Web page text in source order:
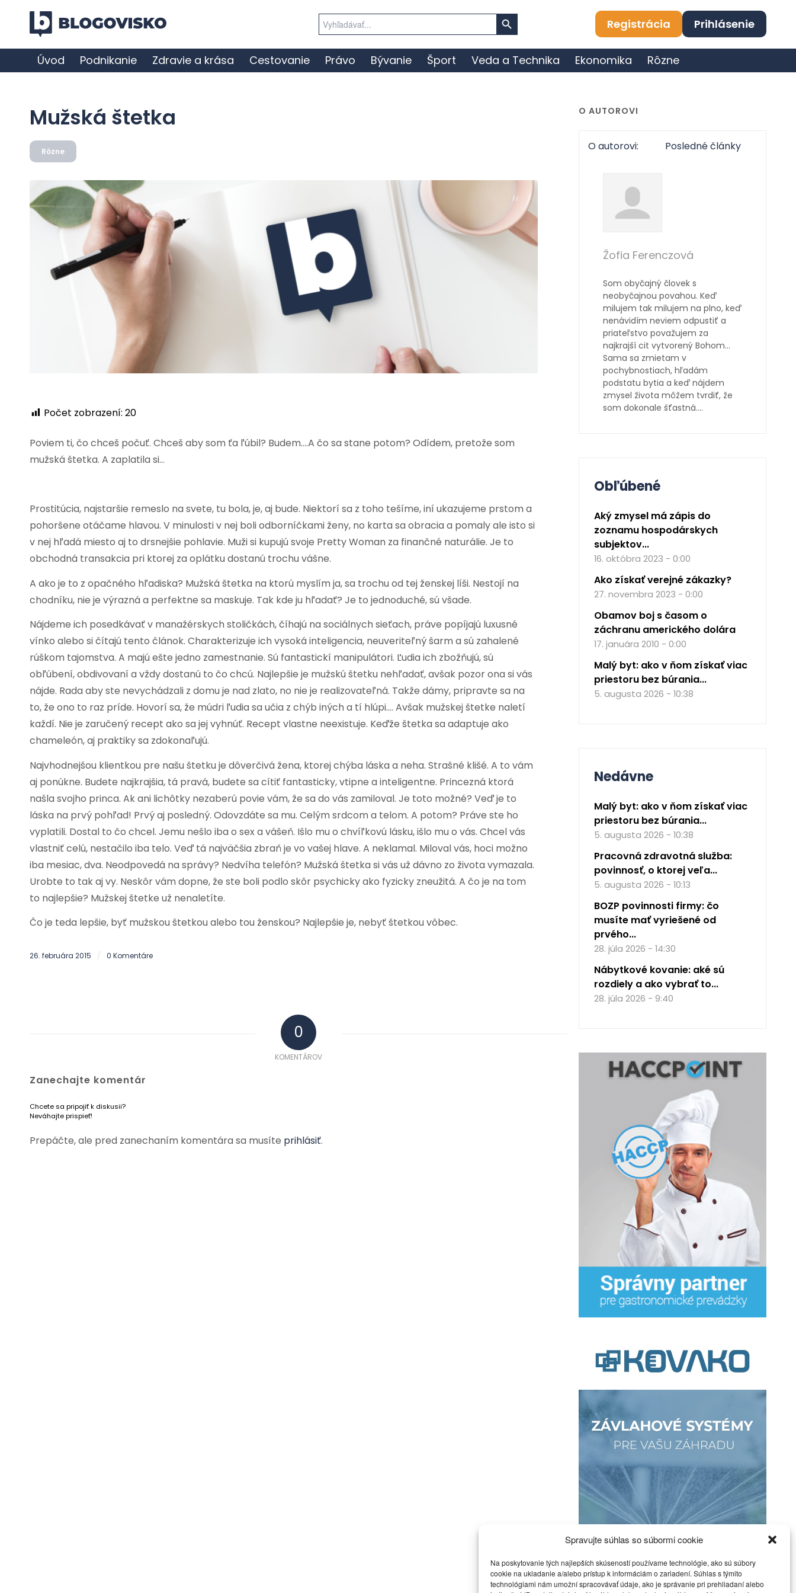
Spravujte súhlas so súbormi cookie
Na poskytovanie tých najlepších skúseností používame technológie, ako sú súbory
cookie na ukladanie a/alebo prístup k informáciám o zariadení. Súhlas s týmito
technológiami nám umožní spracovávať údaje, ako je správanie pri prehliadaní alebo
for:
Search Button
Registrácia Prihlásenie
Úvod Podnikanie Zdravie a krása Cestovanie Právo Bývanie Šport Veda a Technika Ekonomika Rôzne
Mužská štetka
Rôzne
Počet zobrazení: 20
Poviem ti, čo chceš počuť. Chceš aby som ťa ľúbil? Budem….A čo sa stane potom? Odídem, pretože som
mužská štetka. A zaplatila si…
Prostitúcia, najstaršie remeslo na svete, tu bola, je, aj bude. Niektorí sa z toho tešíme, iní ukazujeme prstom a
pohoršene otáčame hlavou. V minulosti v nej boli odborníčkami ženy, no karta sa obracia a pomaly ale isto si
v nej hľadá miesto aj to drsnejšie pohlavie. Muži si kupujú svoje Pretty Woman za finančné naturálie. Je to
obchodná transakcia pri ktorej za oplátku dostanú trochu vášne.
A ako je to z opačného hľadiska? Mužská štetka na ktorú myslím ja, sa trochu od tej ženskej líši. Nestojí na
chodníku, nie je výrazná a perfektne sa maskuje. Tak kde ju hľadať? Je to jednoduché, sú všade.
Nájdeme ich posedkávať v manažérskych stoličkách, číhajú na sociálnych sieťach, práve popíjajú luxusné
vínko alebo si čítajú tento článok. Charakterizuje ich vysoká inteligencia, neuveriteľný šarm a sú zahalené
rúškom tajomstva. A majú ešte jedno zamestnanie. Sú fantastickí manipulátori. Ľudia ich zbožňujú, sú
obľúbení, obdivovaní a vždy dostanú to čo chcú. Najlepšie je mužskú štetku nehľadať, avšak pozor ona si vás
nájde. Rada aby ste nevychádzali z domu je nad zlato, no nie je realizovateľná. Takže dámy, pripravte sa na
to, že ono to raz príde. Hovorí sa, že múdri ľudia sa učia z chýb iných a tí hlúpi…. Avšak mužskej štetke naletí
každí. Nie je zaručený recept ako sa jej vyhnúť. Recept vlastne neexistuje. Keďže štetka sa adaptuje ako
chameleón, aj praktiky sa zdokonaľujú.
Najvhodnejšou klientkou pre našu štetku je dôverčivá žena, ktorej chýba láska a neha. Strašné klišé. A to vám
aj ponúkne. Budete najkrajšia, tá pravá, budete sa cítiť fantasticky, vtipne a inteligentne. Princezná ktorá
našla svojho princa. Ak ani lichôtky nezaberú povie vám, že sa do vás zamiloval. Je toto možné? Veď je to
láska na prvý pohľad! Prvý aj posledný. Odovzdáte sa mu. Celým srdcom a telom. A potom? Práve ste ho
vyplatili. Dostal to čo chcel. Jemu nešlo iba o sex a vášeň. Išlo mu o chvíľkovú lásku, išlo mu o vás. Chcel vás
vlastniť celú, nestačilo iba telo. Veď tá najväčšia zbraň je vo vašej hlave. A neklamal. Miloval vás, hoci možno
iba mesiac, dva. Neodpovedá na správy? Nedvíha telefón? Mužská štetka si vás už dávno zo života vymazala.
Urobte to tak aj vy. Neskôr vám dopne, že ste boli podlo skôr psychicky ako fyzicky zneužitá. A čo je na tom
to najlepšie? Mužskej štetke už nenaletíte.
Čo je teda lepšie, byť mužskou štetkou alebo tou ženskou? Najlepšie je, nebyť štetkou vôbec.
26. februára 2015 / 0 Komentáre
0
KOMENTÁROV
Zanechajte komentár
Chcete sa pripojiť k diskusii?
Neváhajte prispieť!
Prepáčte, ale pred zanechaním komentára sa musíte prihlásiť.
O AUTOROVI
O autorovi: Posledné články
Žofia Ferenczová
Som obyčajný človek s
neobyčajnou povahou. Keď
milujem tak milujem na plno, keď
nenávidím neviem odpustiť a
priateľstvo považujem za
najkrajší cit vytvorený Bohom…
Sama sa zmietam v
pochybnostiach, hľadám
podstatu bytia a keď nájdem
zmysel života môžem tvrdiť, že
som dokonale šťastná….
Obľúbené
Aký zmysel má zápis do
zoznamu hospodárskych
subjektov...
16. októbra 2023 - 0:00
Ako získať verejné zákazky?
27. novembra 2023 - 0:00
Obamov boj s časom o
záchranu amerického dolára
17. januára 2010 - 0:00
Malý byt: ako v ňom získať viac
priestoru bez búrania...
5. augusta 2026 - 10:38
Nedávne
Malý byt: ako v ňom získať viac
priestoru bez búrania...
5. augusta 2026 - 10:38
Pracovná zdravotná služba:
povinnosť, o ktorej veľa...
5. augusta 2026 - 10:13
BOZP povinnosti firmy: čo
musíte mať vyriešené od
prvého...
28. júla 2026 - 14:30
Nábytkové kovanie: aké sú
rozdiely a ako vybrať to...
28. júla 2026 - 9:40